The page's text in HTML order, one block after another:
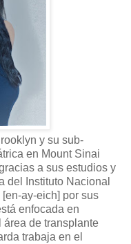
y su sub-
en Mount Sinai
a sus estudios y
del Instituto Nacional
ay-eich] por sus
enfocada en
de transplante
trabaja en el